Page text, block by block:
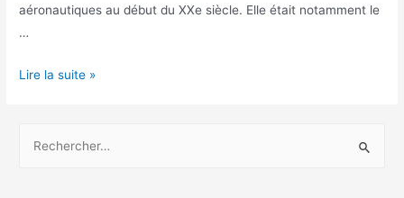
aéronautiques au début du XXe siècle. Elle était notamment le
…
Débarras
Billancourt
Lire la suite »